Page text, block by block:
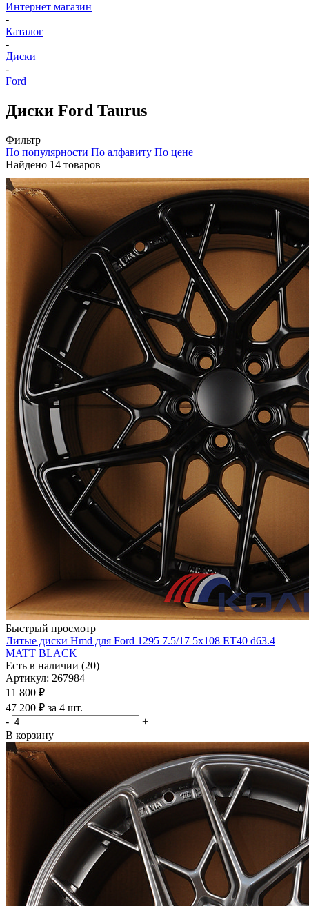
Интернет магазин
-
Каталог
-
Диски
-
Ford
Диски Ford Taurus
Фильтр
По популярности По алфавиту По цене
Найдено 14 товаров
Быстрый просмотр
Литые диски Hmd для Ford 1295 7.5/17 5x108 ET40 d63.4
MATT BLACK
Есть в наличии (20)
Артикул: 267984
11 800 ₽
47 200 ₽ за 4 шт.
-
+
В корзину